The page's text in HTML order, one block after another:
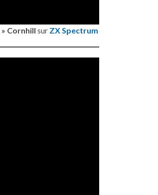
Cornhill sur ZX Spectrum